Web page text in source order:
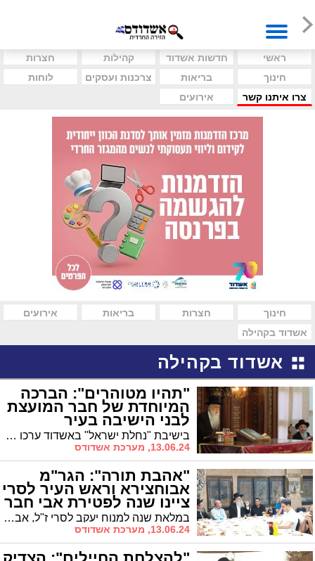
ראשי חדשות אשדוד קהילות
חצרות
חינוך
בריאות צרכנות ועסקים
לוחות
צרו איתנו קשר
אירועים
חינוך חצרות בריאות
אירועים
אשדוד בקהילה
אשדוד בקהילה
"תהיו מטוהרים": הברכה
המיוחדת של חבר המועצת
לבני הישיבה בעיר
בישיבת "נחלת ישראל" באשדוד ערכו הכנה עם שיחת חיזוק עם חבר מועצת חכמי התורה הגר"י כהן # שתקבלו את התורה ותתעסקו בה, תהיו מטוהרים ומזוככים # ברכה מיוחדת לראש העיר ד"ר לסרי ולנציגו אבי אמסלם ממ"ק ראה"ע על הרחבת גבולות התורה בעיר
13.06.24, מערכת אשדודס
"אהבת תורה": הגר"מ
אבוחצירא וראש העיר לסרי
ציינו שנה לפטירת אבי חבר
המועצה במלאת שנה למנוח יעקב לסרי ז"ל, אביו של חבר מועצת העיר עו"ד אופיר לסרי התאספו הערב בני המשפחה ומוקירי זכרו באולם שעי בית הכנסת "אחות ישראל" ברובע יא' בעיר
13.06.24, מערכת אשדודס